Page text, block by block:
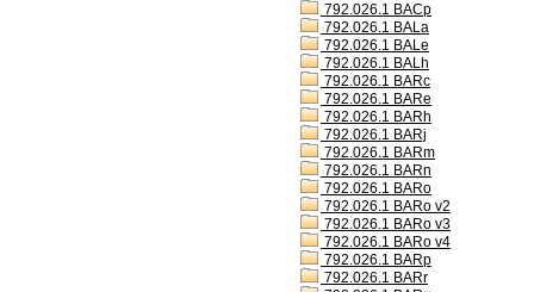
792.026.1 BACp
792.026.1 BALa
792.026.1 BALe
792.026.1 BALh
792.026.1 BARc
792.026.1 BARe
792.026.1 BARh
792.026.1 BARj
792.026.1 BARm
792.026.1 BARn
792.026.1 BARo
792.026.1 BARo v2
792.026.1 BARo v3
792.026.1 BARo v4
792.026.1 BARp
792.026.1 BARr